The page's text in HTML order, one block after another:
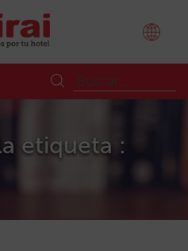
etiqueta :